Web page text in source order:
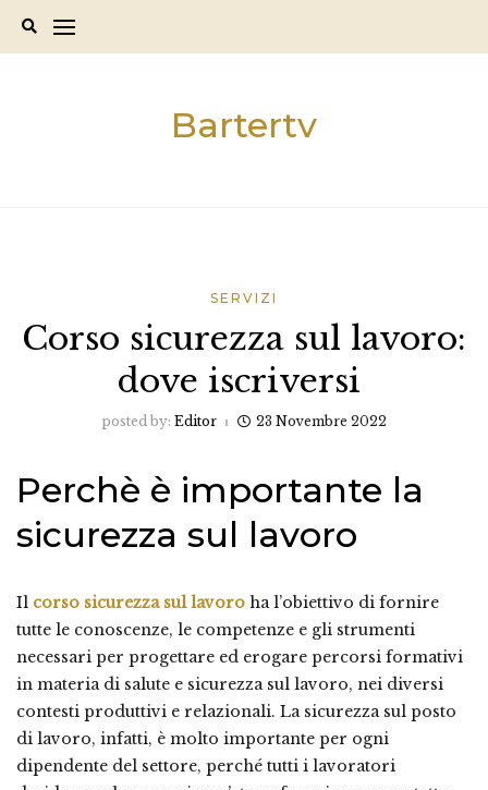
Bartertv
SERVIZI
Corso sicurezza sul lavoro:
dove iscriversi
posted by: Editor 23 Novembre 2022
Perchè è importante la
sicurezza sul lavoro
Il corso sicurezza sul lavoro ha l’obiettivo di fornire
tutte le conoscenze, le competenze e gli strumenti
necessari per progettare ed erogare percorsi formativi
in materia di salute e sicurezza sul lavoro, nei diversi
contesti produttivi e relazionali. La sicurezza sul posto
di lavoro, infatti, è molto importante per ogni
dipendente del settore, perché tutti i lavoratori